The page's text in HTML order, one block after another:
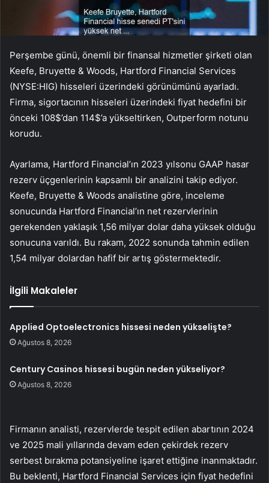
Perşembe günü, önemli bir finansal hizmetler şirketi olan
Keefe, Bruyette & Woods, Hartford Financial Services
(NYSE:HIG) hisseleri üzerindeki görünümünü ayarladı.
Firma, sigortacının hisseleri üzerindeki fiyat hedefini bir
önceki 108$’dan 114$’a yükseltirken, Outperform notunu
korudu.
Ayarlama, Hartford Financial’ın 2023 yılsonu GAAP hasar
rezerv üçgenlerinin kapsamlı bir analizini takip ediyor.
Keefe, Bruyette & Woods analistine göre, inceleme
sonucunda Hartford Financial’ın net rezervlerinin
gerekenden yaklaşık 1,56 milyar dolar daha yüksek olduğu
sonucuna varıldı. Bu rakam, 2022 sonunda tahmin edilen
1,54 milyar dolardan hafif bir artış göstermektedir.
İlgili Makaleler
Applied Optoelectronics hissesi neden yükselişte?
Ağustos 8, 2026
Century Casinos hissesi bugün neden yükseliyor?
Ağustos 8, 2026
Firmanın analisti, rezervlerde tespit edilen abartının 2024
ve 2025 mali yıllarında devam eden çekirdek rezerv
serbest bırakma potansiyeline işaret ettiğine inanmaktadır.
Bu beklenti, Hartford Financial Services için fiyat hedefini